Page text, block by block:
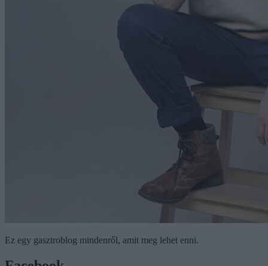
Ez egy gasztroblog mindenről, amit meg lehet enni.